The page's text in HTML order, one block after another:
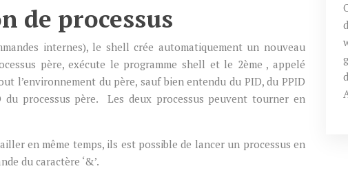
de processus
internes), le shell crée automatiquement un nouveau
père, exécute le programme shell et le 2ème , appelé
l’environnement du père, sauf bien entendu du PID, du PPID
processus père. Les deux processus peuvent tourner en
en même temps, ils est possible de lancer un processus en
du caractère ‘&’.